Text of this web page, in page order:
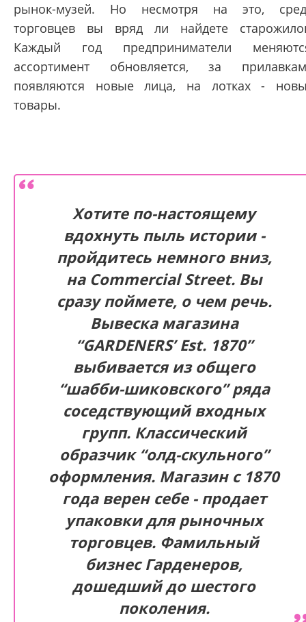
рынок-музей. Но несмотря на это,
торговцев вы вряд ли найдете
Каждый год предприниматели
ассортимент обновляется, за
появляются новые лица, на лотках -
товары.
Хотите по-настоящему
вдохнуть пыль истории -
пройдитесь немного вниз,
на Commercial Street. Вы
сразу поймете, о чем речь.
Вывеска магазина
“GARDENERS’ Est. 1870”
выбивается из общего
“шабби-шиковского” ряда
соседствующий входных
групп. Классический
образчик “олд-скульного”
оформления. Магазин с 1870
года верен себе - продает
упаковки для рыночных
торговцев. Фамильный
бизнес Гарденеров,
дошедший до шестого
поколения.